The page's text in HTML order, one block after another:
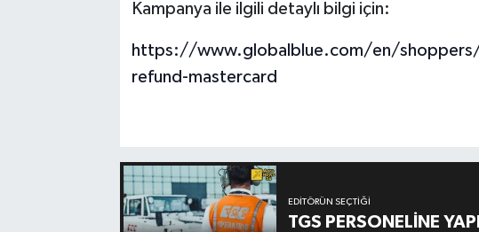
Kampanya ile ilgili detaylı bilgi için:
https://www.globalblue.com/en/
refund-mastercard
EDITÖRÜN SEÇTIĞI
TGS PERSONELİNE